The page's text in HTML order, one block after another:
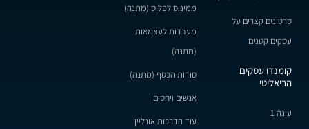
סרטונים קצרים על
עסקים קטנים
קומנדו עסקים
הריאליטי
עונה 1
ממינוס לפלוס (מתנה)
מעבדות לעצמאות
(מתנה)
סודות הכסף (מתנה)
אנשים ויחסים
עוד הדרכות אונליין